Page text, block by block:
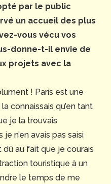
par le public
un accueil des plus
vous vécu vos
donne-t-il envie de
projets avec la
! Paris est une
connaissais qu’en tant
je la trouvais
n’en avais pas saisi
dû au fait que je courais
touristique à un
le temps de me